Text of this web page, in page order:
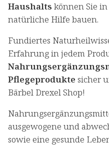
Haushalts können Sie
natürliche Hilfe bauen.
Fundiertes
Erfahrung in jedem
Pflegeprodukte sicher
Bärbel Drexel Shop!
ausgewogene und
sowie eine gesunde